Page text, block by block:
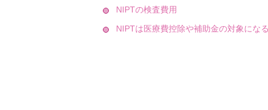
NIPTの検査費用
NIPTは医療費控除や補助金の対象にな